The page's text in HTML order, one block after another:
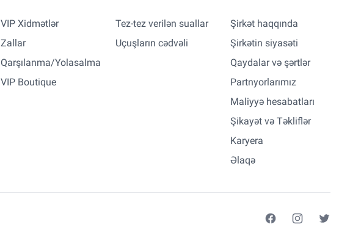
VIP Xidmətlər
Zallar
Qarşılanma/Yolasalma
VIP Boutique
Tez-tez verilən suallar
Uçuşların cədvəli
Şirkət haqqında
Şirkətin siyasəti
Qaydalar və şərtlər
Partnyorlarımız
Maliyyə hesabatları
Şikayət və Təkliflər
Karyera
Əlaqə